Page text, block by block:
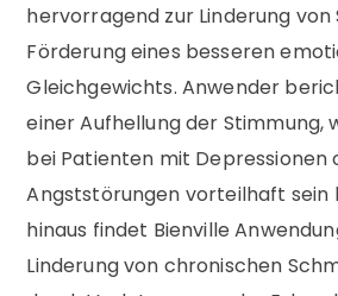
hervorragend zur Linderung von
Förderung eines besseren
Gleichgewichts. Anwender
einer Aufhellung der Stimmung,
bei Patienten mit Depressionen
Angststörungen vorteilhaft sein
hinaus findet Bienville
Linderung von chronischen